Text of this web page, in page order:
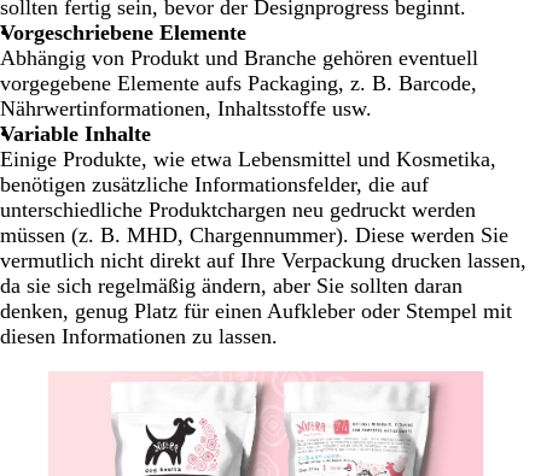
sollten fertig sein, bevor der Designprogress beginnt.
Vorgeschriebene Elemente
Abhängig von Produkt und Branche gehören eventuell
vorgegebene Elemente aufs Packaging, z. B. Barcode,
Nährwertinformationen, Inhaltsstoffe usw.
Variable Inhalte
Einige Produkte, wie etwa Lebensmittel und Kosmetika,
benötigen zusätzliche Informationsfelder, die auf
unterschiedliche Produktchargen neu gedruckt werden
müssen (z. B. MHD, Chargennummer). Diese werden Sie
vermutlich nicht direkt auf Ihre Verpackung drucken lassen,
da sie sich regelmäßig ändern, aber Sie sollten daran
denken, genug Platz für einen Aufkleber oder Stempel mit
diesen Informationen zu lassen.